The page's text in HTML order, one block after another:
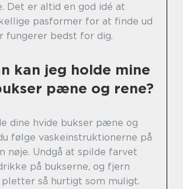
Det er altid en god idé at
pasformer for at finde ud
fungerer bedst for dig.
kan jeg holde mine
pæne og rene?
dine hvide bukser pæne og
følge vaskeinstruktionerne på
nøje. Undgå at spilde farvet
på bukserne, og fjern
så hurtigt som muligt.